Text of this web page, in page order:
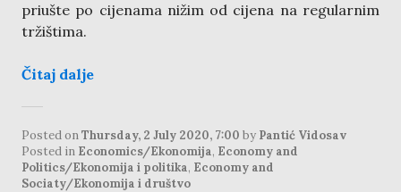
priušte po cijenama nižim od cijena na regularnim
tržištima.
Čitaj dalje
Posted onThursday, 2 July 2020, 7:00 by Pantić Vidosav
Posted in Economics/Ekonomija, Economy and
Politics/Ekonomija i politika, Economy and
Sociaty/Ekonomija i društvo